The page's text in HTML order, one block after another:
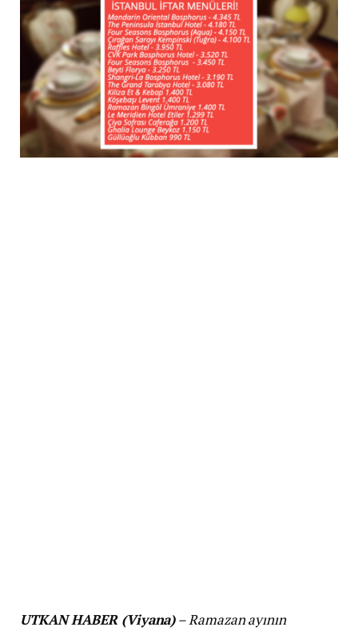
UTKAN HABER (Viyana)– Ramazan ayının